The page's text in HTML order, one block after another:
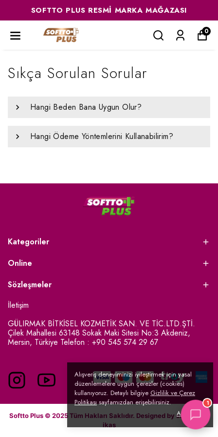
SOFTTO PLUS RESMI MARKA MAĞAZASI
0
Alışveriş deneyiminizi iyileştirmek için yasal
düzenlemelere uygun çerezler (cookies)
kullanıyoruz. Detaylı bilgiye Gizlilik ve Çerez
Politikasısayfamızdan erişebilirsiniz.
Anladım
Sıkça Sorulan Sorular
Hangi Beden Bana Uygun Olur?
Hangi Ödeme Yöntemlerini Kullanabilirim?
Kategoriler
Online
Sözleşmeler
İletişim
GÜLIRMAK BİTKİSEL KOZMETİK SAN. VE TİC.LTD.ŞTİ.
Çilek Mahallesi 63148 Sokak Maki Sitesi No:3 Akdeniz,
Mersin, Türkiye Telefon : +90 545 574 29 67
Softto Plus © 2025 Tüm Hakları Saklıdır. Designed by serpinGO
ikas
1